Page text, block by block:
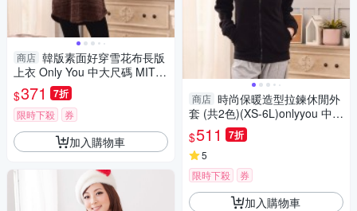
商店 韓版素面好穿雪花布長版
上衣 Only You 中大尺碼 MIT台
灣製 【A3623】
$371 7折
限時下殺 券
加入購物車
商店 時尚保暖造型拉鍊休閒外
套 (共2色)(XS-6L)onlyyou 中大
尺碼 MIT台灣製 【A5093】
$511 7折
5
限時下殺
券
加入購物車